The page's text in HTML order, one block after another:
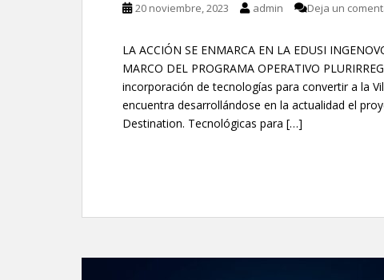
20 noviembre, 2023 admin Deja un
LA ACCIÓN SE ENMARCA EN LA EDUSI
MARCO DEL PROGRAMA OPERATIVO
incorporación de tecnologías para convertir a la
encuentra desarrollándose en la actualidad el
Destination. Tecnológicas para […]